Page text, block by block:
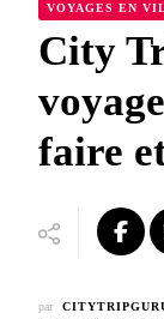
VOYAGES EN
City
faire
par